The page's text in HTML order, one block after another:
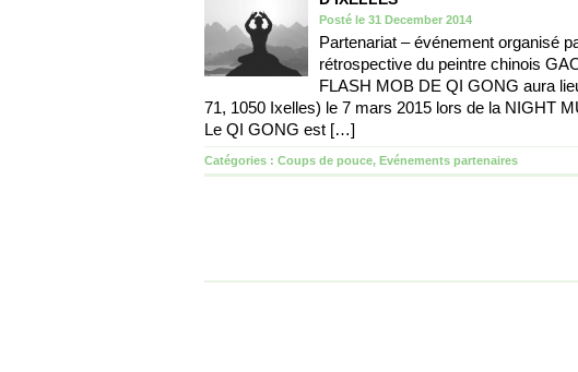
Posté le 31 December 2014
Partenariat – événement organisé
rétrospective du peintre chinois
FLASH MOB DE QI GONG aura
71, 1050 Ixelles) le 7 mars 2015 lors de la NIGHT
Le QI GONG est […]
Catégories : Coups de pouce, Evénements partenaires